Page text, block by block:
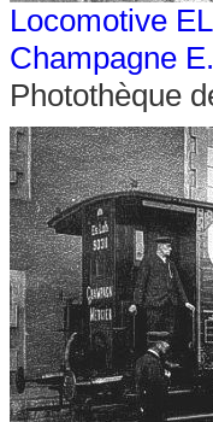
Locomotive
Champagne
Photothèque